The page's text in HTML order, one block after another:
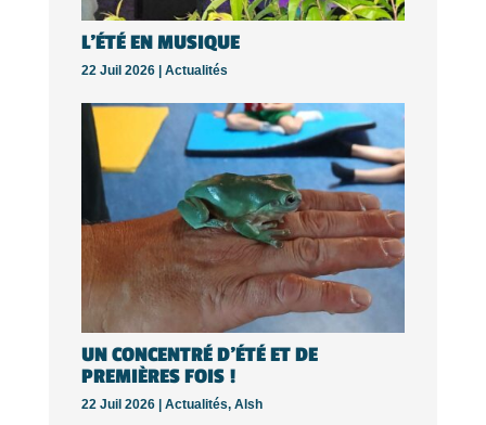
L’ÉTÉ EN MUSIQUE
22 Juil 2026 | Actualités
UN CONCENTRÉ D’ÉTÉ ET DE
PREMIÈRES FOIS !
22 Juil 2026 | Actualités, Alsh